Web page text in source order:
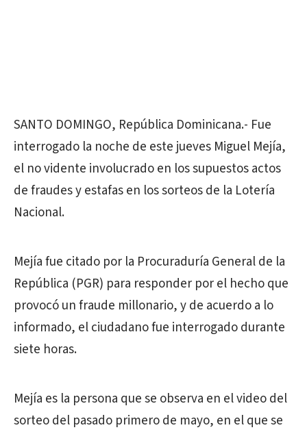
SANTO DOMINGO, República Dominicana.- Fue
interrogado la noche de este jueves Miguel Mejía,
el no vidente involucrado en los supuestos actos
de fraudes y estafas en los sorteos de la Lotería
Nacional.
Mejía fue citado por la Procuraduría General de la
República (PGR) para responder por el hecho que
provocó un fraude millonario, y de acuerdo a lo
informado, el ciudadano fue interrogado durante
siete horas.
Mejía es la persona que se observa en el video del
sorteo del pasado primero de mayo, en el que se